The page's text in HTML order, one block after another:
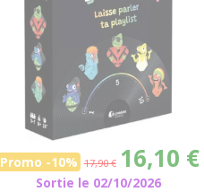
Promo -10% 17,90 € 16,10 €
Sortie le 02/10/2026